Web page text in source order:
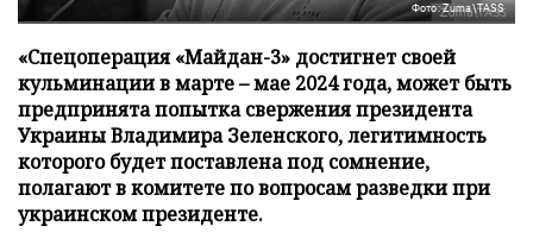
Фото: Zuma\TASS
«Спецоперация «Майдан-3» достигнет своей
кульминации в марте – мае 2024 года, может быть
предпринята попытка свержения президента
Украины Владимира Зеленского, легитимность
которого будет поставлена под сомнение,
полагают в комитете по вопросам разведки при
украинском президенте.